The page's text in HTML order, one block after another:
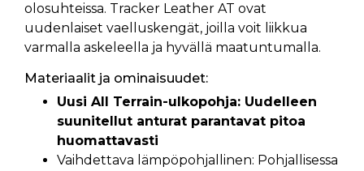
olosuhteissa. Tracker Leather AT ovat
uudenlaiset vaelluskengät, joilla voit liikkua
varmalla askeleella ja hyvällä maatuntumalla.
Materiaalit ja ominaisuudet:
Uusi All Terrain-ulkopohja: Uudelleen
suunitellut anturat parantavat pitoa
huomattavasti
Vaihdettava lämpöpohjallinen: Pohjallisessa